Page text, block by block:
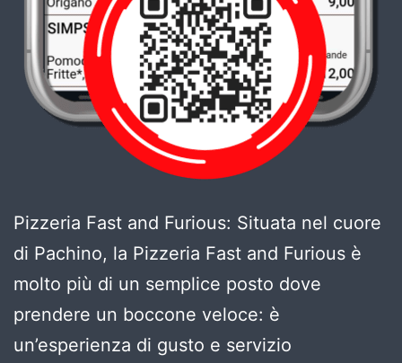
Pizzeria Fast and Furious: Situata nel cuore
di Pachino, la Pizzeria Fast and Furious è
molto più di un semplice posto dove
prendere un boccone veloce: è
un’esperienza di gusto e servizio